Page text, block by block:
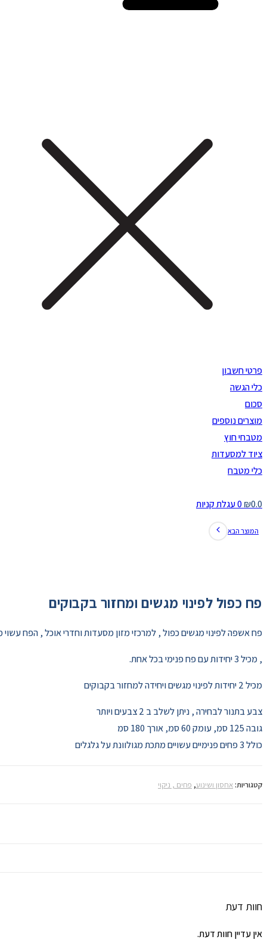
פרטי חשבון
כלי הגשה
סכום
מוצרים נוספים
מטבחי חוץ
ציוד למסעדות
כלי מטבח
₪0.0
0 עגלת קניות
המוצר הבא
פח כפול לפינוי מגשים ומחזור בקבוקים
פח אשפה לפינוי מגשים כפול , למרכזי מזון מסעדות וחדרי אוכל , הפח עשוי
, מכיל 3 יחידות עם פח פנימי בכל אחת.
מכיל 2 יחידות לפינוי מגשים ויחידה למחזור בקבוקים
צבע בתנור לבחירה , ניתן לשלב ב 2 צבעים ויותר
גובה 125 סמ, עומק 60 סמ, אורך 180 סמ
כולל 3 פחים פנימיים עשויים מתכת מגולוונת על גלגלים
קטגוריות:אחסון ושינוע,פחים , ניקוי
חוות דעת
אין עדיין חוות דעת.